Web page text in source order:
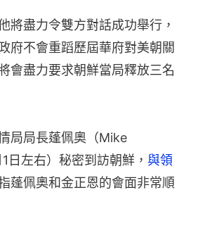
將盡力令雙方對話成功舉行，
府不會重蹈歷屆華府對美朝關
會盡力要求朝鮮當局釋放三名
局局長蓬佩奧（Mike
左右）秘密到訪朝鮮， 與領
蓬佩奧和金正恩的會面非常順